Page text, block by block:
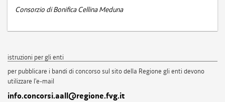
Consorzio di Bonifica Cellina Meduna
istruzioni per gli enti
per pubblicare i bandi di concorso sul sito della Regione gli enti devono
utilizzare l'e-mail
info.concorsi.aall@regione.fvg.it